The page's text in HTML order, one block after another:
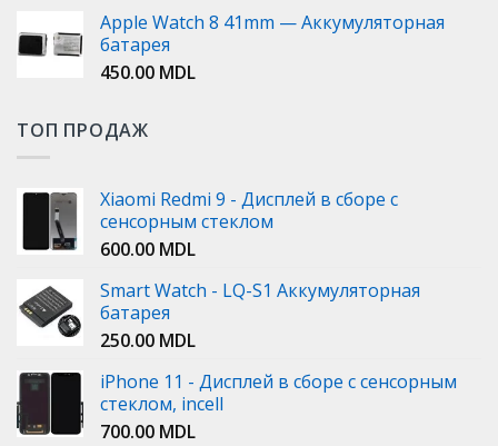
Apple Watch 8 41mm — Аккумуляторная
батарея
450.00 MDL
ТОП ПРОДАЖ
Xiaomi Redmi 9 - Дисплей в сборе с
сенсорным стеклом
600.00 MDL
Smart Watch - LQ-S1 Аккумуляторная
батарея
250.00 MDL
iPhone 11 - Дисплей в сборе с сенсорным
стеклом, incell
700.00 MDL